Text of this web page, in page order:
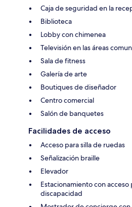
Caja de seguridad en la
Biblioteca
Lobby con chimenea
Televisión en las áreas
Sala de fitness
Galería de arte
Boutiques de diseñador
Centro comercial
Salón de banquetes
Facilidades de acceso
Acceso para silla de ruedas
Señalización braille
Elevador
Estacionamiento con acceso
discapacidad